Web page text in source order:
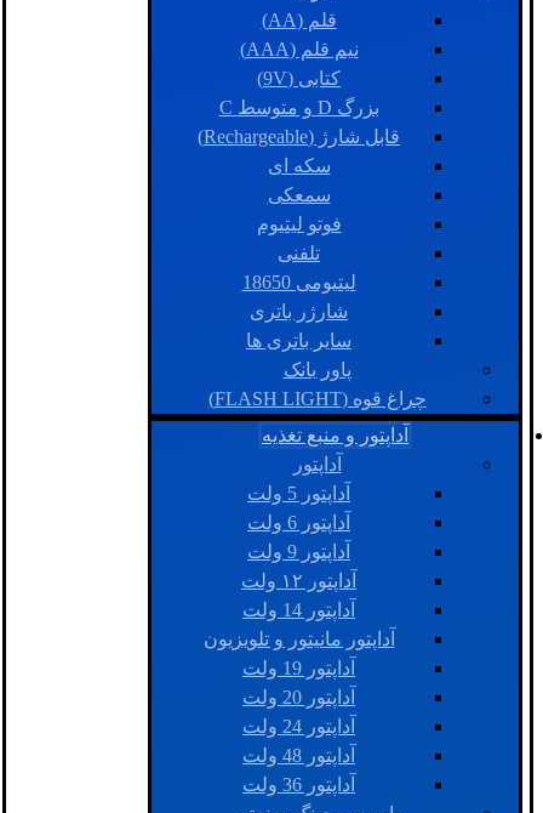
قلم (AA)
نیم قلم (AAA)
کتابی (9V)
بزرگ D و متوسط C
قابل شارژ (Rechargeable)
سکه ای
سمعکی
فوتو لیتیوم
تلفنی
لیتیومی 18650
شارژر باتری
سایر باتری ها
پاور بانک
چراغ قوه (FLASH LIGHT)
آداپتور و منبع تغذیه
آداپتور
آداپتور 5 ولت
آداپتور 6 ولت
آداپتور 9 ولت
آداپتور ۱۲ ولت
آداپتور 14 ولت
آداپتور مانیتور و تلویزیون
آداپتور 19 ولت
آداپتور 20 ولت
آداپتور 24 ولت
آداپتور 48 ولت
آداپتور 36 ولت